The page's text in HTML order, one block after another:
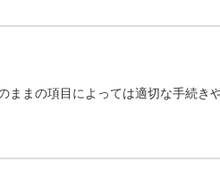
ままの項目によっては適切な手続き